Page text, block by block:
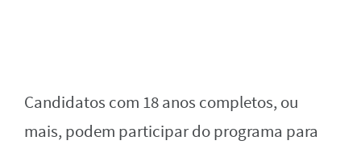
Candidatos com 18 anos completos, ou
mais, podem participar do programa para